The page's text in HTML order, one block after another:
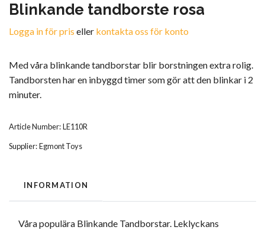
Blinkande tandborste rosa
Logga in för pris eller kontakta oss för konto
Med våra blinkande tandborstar blir borstningen extra rolig.
Tandborsten har en inbyggd timer som gör att den blinkar i 2
minuter.
Article Number:LE110R
Supplier:Egmont Toys
INFORMATION
Våra populära Blinkande Tandborstar. Leklyckans